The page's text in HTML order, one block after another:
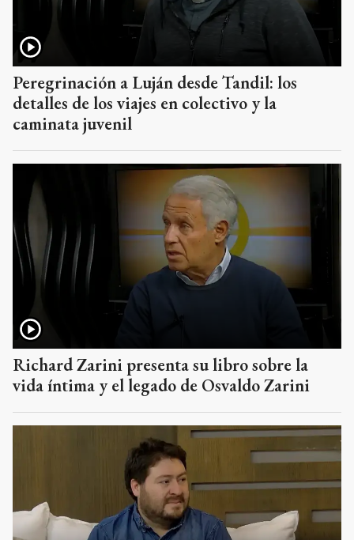
Peregrinación a Luján desde Tandil: los
detalles de los viajes en colectivo y la
caminata juvenil
Richard Zarini presenta su libro sobre la
vida íntima y el legado de Osvaldo Zarini